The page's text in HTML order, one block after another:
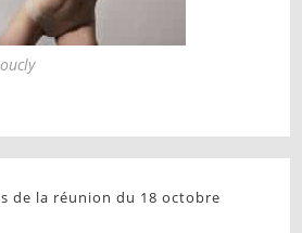
de la réunion du 18 octobre